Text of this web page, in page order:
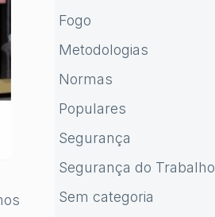
Fogo
Metodologias
Normas
Populares
Segurança
Segurança do Trabalho
Sem categoria